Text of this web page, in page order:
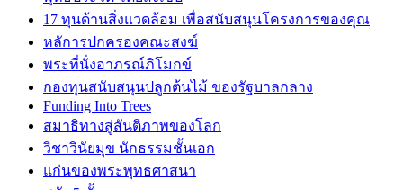
17 ทุนด้านสิ่งแวดล้อม เพื่อสนับสนุนโครงการของคุณ
หลัการปกครองคณะสงฆ์
พระที่นั่งอาภรณ์ภิโมกข์
กองทุนสนับสนุนปลูกต้นไม้ ของรัฐบาลกลาง
Funding Into Trees
สมาธิทางสู่สันติภาพของโลก
วิชาวินัยมุข นักธรรมชั้นเอก
แก่นของพระพุทธศาสนา